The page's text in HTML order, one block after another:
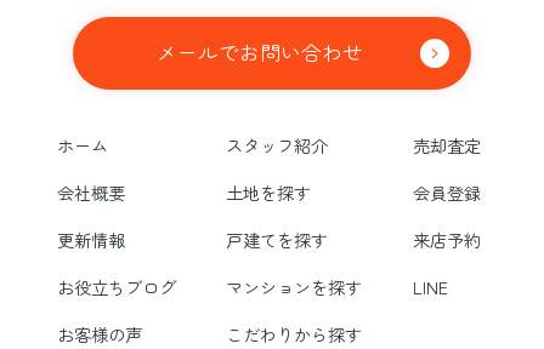
メールでお問い合わせ
ホーム スタッフ紹介
売却査定
会社概要
土地を探す
会員登録
更新情報
戸建てを探す
来店予約
お役立ちブログ
マンションを探す
LINE
お客様の声
こだわりから探す